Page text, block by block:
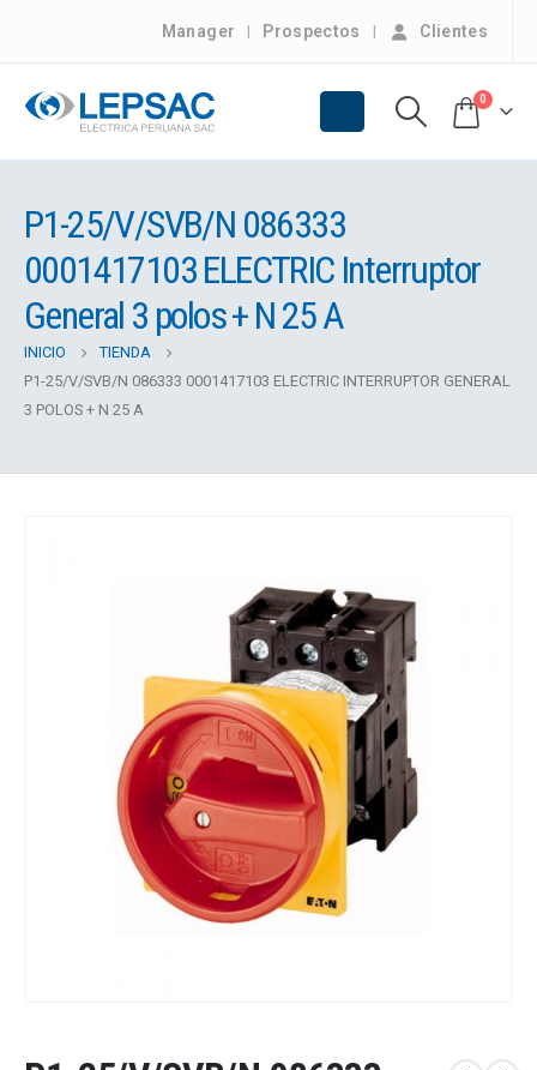
Manager Prospectos Clientes
0
P1-25/V/SVB/N 086333
0001417103 ELECTRIC Interruptor
General 3 polos + N 25 A
INICIO
TIENDA
P1-25/V/SVB/N 086333 0001417103 ELECTRIC INTERRUPTOR GENERAL
3 POLOS + N 25 A